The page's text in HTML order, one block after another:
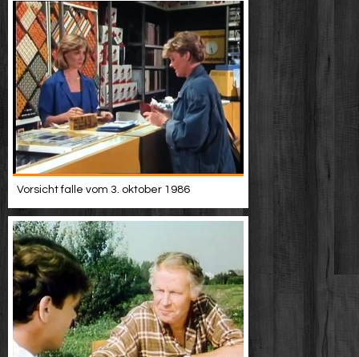
Vorsicht falle vom 3. oktober 1986